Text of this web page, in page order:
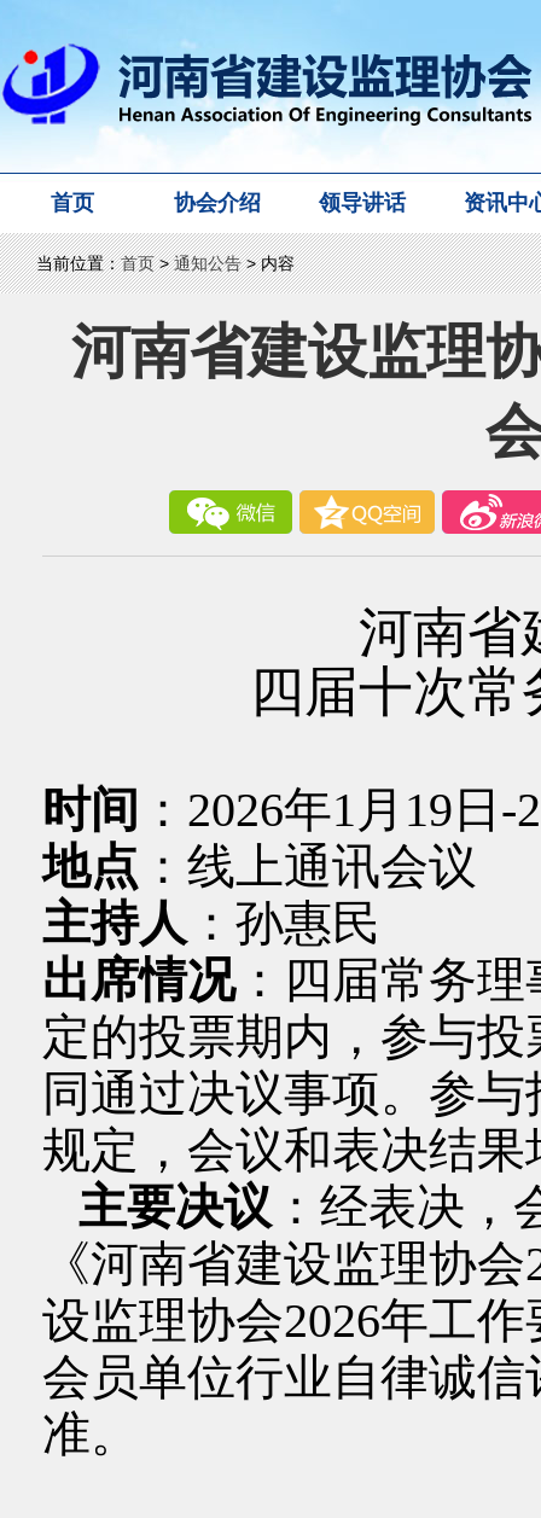
首页 协会介绍 领导讲话 资讯中
当前位置：首页>通知公告> 内容
河南省建设监理
河南省
四届十次
时间 ：2026年1月19日-
地点 ：线上通讯会议
主持人 ：孙惠民
出席情况：四届常务理
定的投票期内，参与
同通过决议事项。参
规定，会议和表决结果
主要决议 ：经表决
《河南省建设监理协
设监理协会2026年工
会员单位行业自律诚
准。